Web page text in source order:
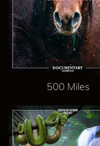
500 Miles